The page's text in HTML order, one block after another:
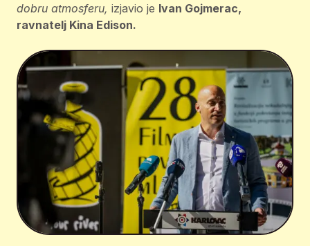
dobru atmosferu, izjavio je Ivan Gojmerac,
ravnatelj Kina Edison.